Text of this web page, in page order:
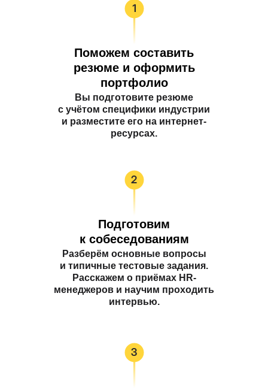
Поможем составить
резюме и оформить
портфолио
Вы подготовите резюме
с учётом специфики индустрии
и разместите его на интернет-
ресурсах.
Подготовим
к собеседованиям
Разберём основные вопросы
и типичные тестовые задания.
Расскажем о приёмах HR-
менеджеров и научим проходить
интервью.